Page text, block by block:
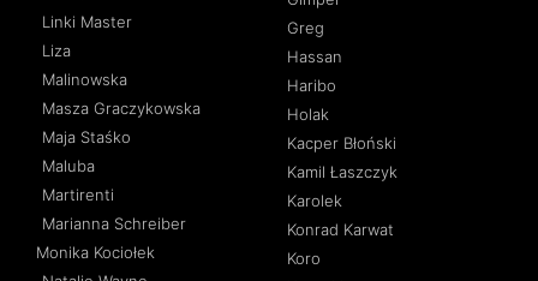
Linki Master
Liza
Malinowska
Masza Graczykowska
Maja Staśko
Maluba
Martirenti
Marianna Schreiber
Monika Kociołek
Greg
Hassan
Haribo
Holak
Kacper Błoński
Kamil Łaszczyk
Karolek
Konrad Karwat
Koro